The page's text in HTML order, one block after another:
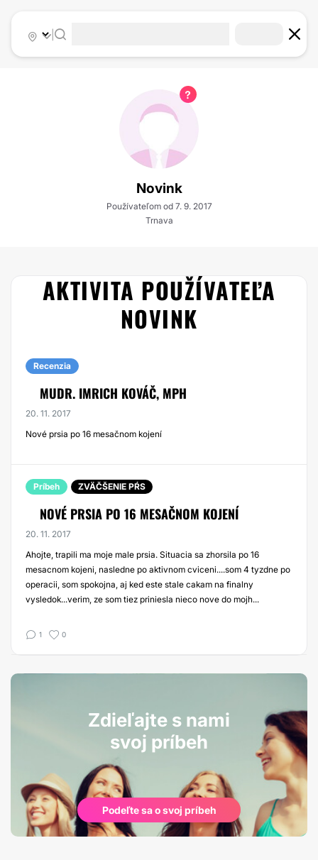
|
Novink
Používateľom od 7. 9. 2017
Trnava
AKTIVITA POUŽÍVATEĽA
NOVINK
Recenzia
MUDR. IMRICH KOVÁČ, MPH
20. 11. 2017
Nové prsia po 16 mesačnom kojení
Príbeh ZVÄČŠENIE PŔS
NOVÉ PRSIA PO 16 MESAČNOM KOJENÍ
20. 11. 2017
Ahojte, trapili ma moje male prsia. Situacia sa zhorsila po 16
mesacnom kojeni, nasledne po aktivnom cviceni....som 4 tyzdne po
operacii, som spokojna, aj ked este stale cakam na finalny
vysledok...verim, ze som tiez priniesla nieco nove do mojh...
1 0
Zdieľajte s nami
svoj príbeh
Podeľte sa o svoj príbeh